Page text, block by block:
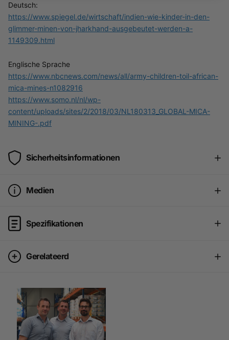
Deutsch:
https://www.spiegel.de/wirtschaft/indien-wie-kinder-in-den-
glimmer-minen-von-jharkhand-ausgebeutet-werden-a-
1149309.html
Englische Sprache
https://www.nbcnews.com/news/all/army-children-toil-african-
mica-mines-n1082916
https://www.somo.nl/nl/wp-
content/uploads/sites/2/2018/03/NL180313_GLOBAL-MICA-
MINING-.pdf
Sicherheitsinformationen
Medien
Spezifikationen
Gerelateerd